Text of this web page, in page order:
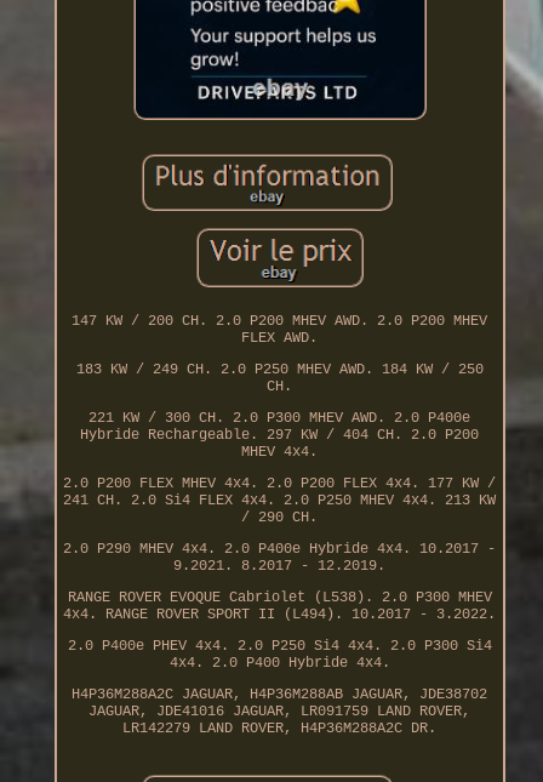
147 KW / 200 CH. 2.0 P200 MHEV AWD. 2.0 P200 MHEV
FLEX AWD.
183 KW / 249 CH. 2.0 P250 MHEV AWD. 184 KW / 250
CH.
221 KW / 300 CH. 2.0 P300 MHEV AWD. 2.0 P400e
Hybride Rechargeable. 297 KW / 404 CH. 2.0 P200
MHEV 4x4.
2.0 P200 FLEX MHEV 4x4. 2.0 P200 FLEX 4x4. 177 KW /
241 CH. 2.0 Si4 FLEX 4x4. 2.0 P250 MHEV 4x4. 213 KW
/ 290 CH.
2.0 P290 MHEV 4x4. 2.0 P400e Hybride 4x4. 10.2017 -
9.2021. 8.2017 - 12.2019.
RANGE ROVER EVOQUE Cabriolet (L538). 2.0 P300 MHEV
4x4. RANGE ROVER SPORT II (L494). 10.2017 - 3.2022.
2.0 P400e PHEV 4x4. 2.0 P250 Si4 4x4. 2.0 P300 Si4
4x4. 2.0 P400 Hybride 4x4.
H4P36M288A2C JAGUAR, H4P36M288AB JAGUAR, JDE38702
JAGUAR, JDE41016 JAGUAR, LR091759 LAND ROVER,
LR142279 LAND ROVER, H4P36M288A2C DR.